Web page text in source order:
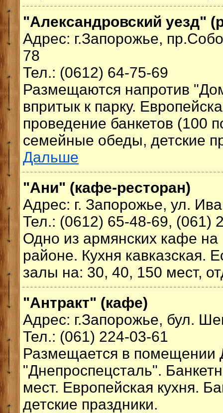
"Александровский уезд"
Адрес: г.Запорожье,
78
Тел.: (0612) 64-75-69
Размещаются напротив
впритык к парку.
проведение банкетов (100
семейные обеды, детские
Дальше
"Ани" (кафе-ресторан)
Адрес: г. Запорожье, ул.
Тел.: (0612) 65-48-69, (061)
Одно из армянских кафе
районе. Кухня кавказская.
залы на: 30, 40, 150 мест,
"Антракт" (кафе)
Адрес: г.Запорожье, бул.
Тел.: (061) 224-03-61
Размещается в помещении
"Днепроспецсталь".
мест. Европейская кухня.
детские праздники.